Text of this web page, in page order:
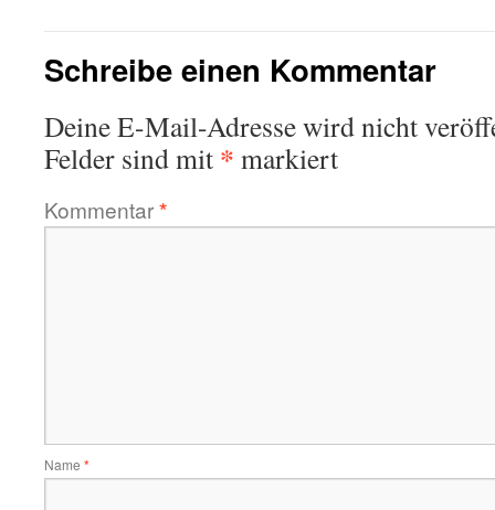
Schreibe einen Kommentar
Deine E-Mail-Adresse wird nicht
Felder sind mit * markiert
Kommentar*
Name *